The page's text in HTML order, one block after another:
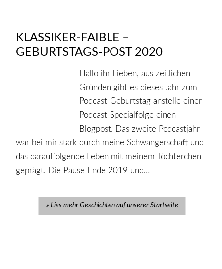
KLASSIKER-FAIBLE –
GEBURTSTAGS-POST 2020
Hallo ihr Lieben, aus zeitlichen
Gründen gibt es dieses Jahr zum
Podcast-Geburtstag anstelle einer
Podcast-Specialfolge einen
Blogpost. Das zweite Podcastjahr
war bei mir stark durch meine Schwangerschaft und
das darauffolgende Leben mit meinem Töchterchen
geprägt. Die Pause Ende 2019 und…
Lies mehr Geschichten auf unserer Startseite